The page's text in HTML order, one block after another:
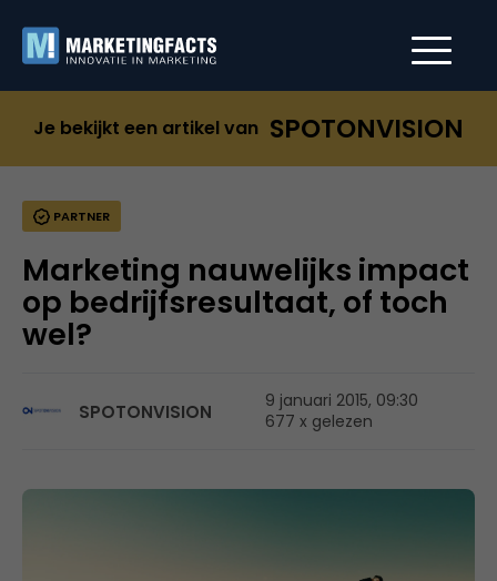
Je bekijkt een artikel van SPOTONVISION
PARTNER
Marketing nauwelijks impact
op bedrijfsresultaat, of toch
wel?
SPOTONVISION
9 januari 2015, 09:30
677 x gelezen